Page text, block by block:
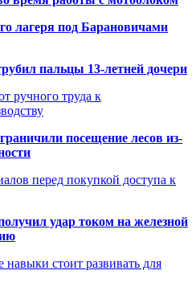
лагеря под Барановичами
пальцы 13-летней дочери
ручного труда к
посещение лесов из-
перед покупкой доступа к
удар током на железной
стоит развивать для